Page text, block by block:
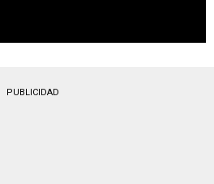
PUBLICIDAD